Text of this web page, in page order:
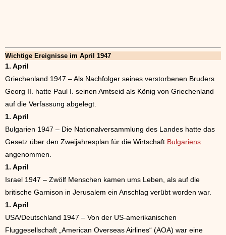
Wichtige Ereignisse im April 1947
1. April
Griechenland 1947 – Als Nachfolger seines verstorbenen Bruders
Georg II. hatte Paul I. seinen Amtseid als König von Griechenland
auf die Verfassung abgelegt.
1. April
Bulgarien 1947 – Die Nationalversammlung des Landes hatte das
Gesetz über den Zweijahresplan für die Wirtschaft Bulgariens
angenommen.
1. April
Israel 1947 – Zwölf Menschen kamen ums Leben, als auf die
britische Garnison in Jerusalem ein Anschlag verübt worden war.
1. April
USA/Deutschland 1947 – Von der US-amerikanischen
Fluggesellschaft „American Overseas Airlines“ (AOA) war eine